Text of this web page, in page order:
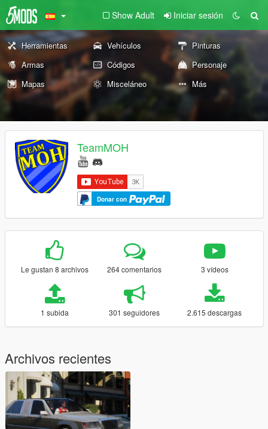
Show Adult Iniciar sesión
Herramientas Vehículos
Pinturas
Armas
Códigos
Personaje
Mapas
Misceláneo Más
TeamMOH
Donar con
Le gustan 8 archivos 264 comentarios 3 vídeos
1 subida 301 seguidores 2.615 descargas
Archivos recientes